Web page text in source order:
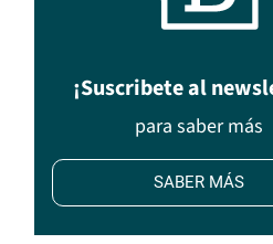
¡Suscribete al
para saber más
SABER MÁS